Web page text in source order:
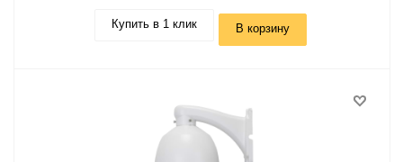
Купить в 1 клик В корзину